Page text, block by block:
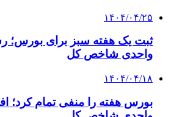
۱۴۰۴/۰۴/۲۵
واحدی شاخص کل
۱۴۰۴/۰۴/۱۸